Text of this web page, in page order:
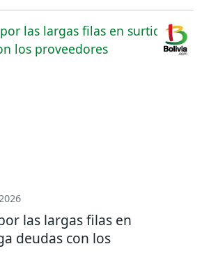
las largas filas en
deudas con los